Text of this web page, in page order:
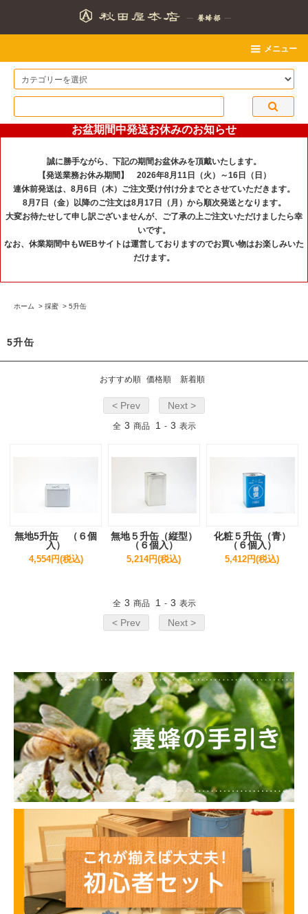
メニュー
お盆期間中発送お休みのお知らせ
誠に勝手ながら、下記の期間お盆休みを頂戴いたします。
【発送業務お休み期間】 2026年8月11日（火）～16日（日）
連休前発送は、8月6日（木）ご注文受け付け分までとさせていただきます。
8月7日（金）以降のご注文は8月17日（月）から順次発送となります。
大変お待たせして申し訳ございませんが、ご了承の上ご注文いただけましたら幸
いです。
なお、休業期間中もWEBサイトは運営しておりますのでお買い物はお楽しみいた
だけます。
ホーム > 採蜜 > 5升缶
5升缶
おすすめ順 価格順 新着順
< Prev Next >
全 3 商品 1 - 3 表示
無地5升缶 （６個
入）
4,554円(税込)
無地５升缶（縦型）
（６個入）
5,214円(税込)
化粧５升缶（青）
（６個入）
5,412円(税込)
全 3 商品 1 - 3 表示
< Prev Next >